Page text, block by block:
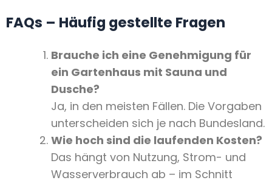
FAQs – Häufig gestellte Fragen
Brauche ich eine Genehmigung für
ein Gartenhaus mit Sauna und
Dusche?
Ja, in den meisten Fällen. Die Vorgaben
unterscheiden sich je nach Bundesland.
Wie hoch sind die laufenden Kosten?
Das hängt von Nutzung, Strom- und
Wasserverbrauch ab – im Schnitt